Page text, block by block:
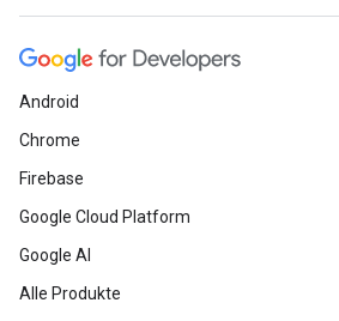
Android
Chrome
Firebase
Google Cloud Platform
Google AI
Alle Produkte